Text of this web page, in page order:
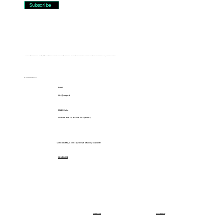
Subscribe
SWAPA è un marchio registrato, tutti i diritti sono riservati. SWAPA è un marchio distribuito in esclusiva da FILANTE Motors srl con sede a Pero, Via Isaac Newton 9.
E-mail
info@ swapa.it
SWAPA Italia
Via Isaac Newton, 9 - 20016 Pero (Milano)
Chiedi ad ANNA, il primo AI, sempre a tua disposizione!
02 84156324
Privacy Policy Cookie Policy